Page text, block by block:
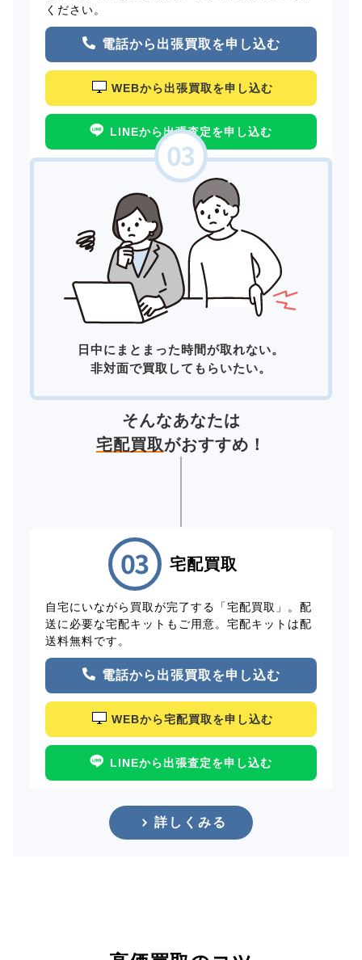
ください。
電話から出張買取を申し込む
WEBから出張買取を申し込む
LINEから出張査定を申し込む
日中にまとまった時間が取れない。
非対面で買取してもらいたい。
そんなあなたは
宅配買取がおすすめ！
宅配買取
自宅にいながら買取が完了する「宅配買取」。配
送に必要な宅配キットもご用意。宅配キットは配
送料無料です。
電話から出張買取を申し込む
WEBから宅配買取を申し込む
LINEから出張査定を申し込む
詳しくみる